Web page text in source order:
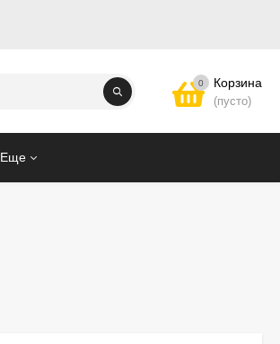
0 Корзина
(пусто)
Еще